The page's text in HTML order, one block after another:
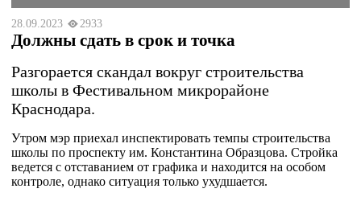
28.09.2023 2933
Должны сдать в срок и точка
Разгорается скандал вокруг строительства
школы в Фестивальном микрорайоне
Краснодара.
Утром мэр приехал инспектировать темпы строительства
школы по проспекту им. Константина Образцова. Стройка
ведется с отставанием от графика и находится на особом
контроле, однако ситуация только ухудшается.